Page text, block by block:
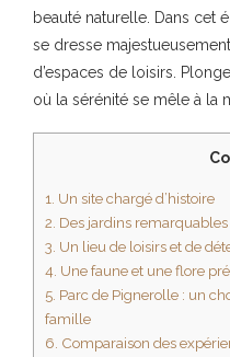
beauté naturelle. Dans cet
se dresse
d’espaces de loisirs.
où la sérénité se mêle à la
1. Un site chargé d’histoire
2. Des jardins remarquables
3. Un lieu de loisirs et de
4. Une faune et une flore
5. Parc de Pignerolle : un
famille
6. Comparaison des